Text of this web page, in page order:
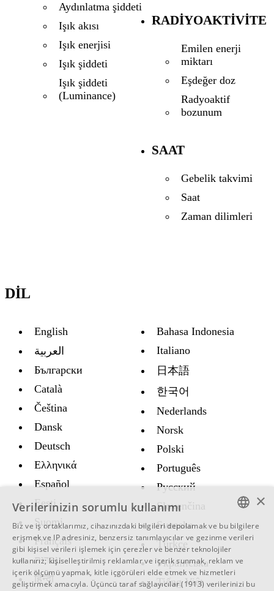
Aydınlatma şiddeti
Işık akısı
Işık enerjisi
Işık şiddeti
Işık şiddeti
(Luminance)
RADIYOAKTIVITE
Emilen enerji
miktarı
Eşdeğer doz
Radyoaktif
bozunum
SAAT
Gebelik takvimi
Saat
Zaman dilimleri
DIL
English
العربية
Български
Català
Čeština
Dansk
Deutsch
Ελληνικά
Español
Eesti
Suomi
Français
עברית
हिन्दी
Bahasa Indonesia
Italiano
日本語
한국어
Nederlands
Norsk
Polski
Português
Русский
Slovenčina
Svenska
Türkçe
Украïнська
Tiếng Việt
SWEDISH
SPANISH
×
Verilerinizin sorumlu kullanımı
Biz ve iş ortaklarımız, cihazınızdaki bilgileri depolamak ve bu bilgilere
erişmek ve IP adresiniz, benzersiz tanımlayıcılar ve gezinme verileri
gibi kişisel verileri işlemek için çerezler ve benzer teknolojiler
kullanırız; kişiselleştirilmiş reklamlar ve içerik sunmak, reklam ve
içerik ölçümü yapmak, kitle içgörüleri elde etmek ve hizmetleri
geliştirmek amacıyla. Üçüncü taraf sağlayıcılar (1913) verilerinizi bu